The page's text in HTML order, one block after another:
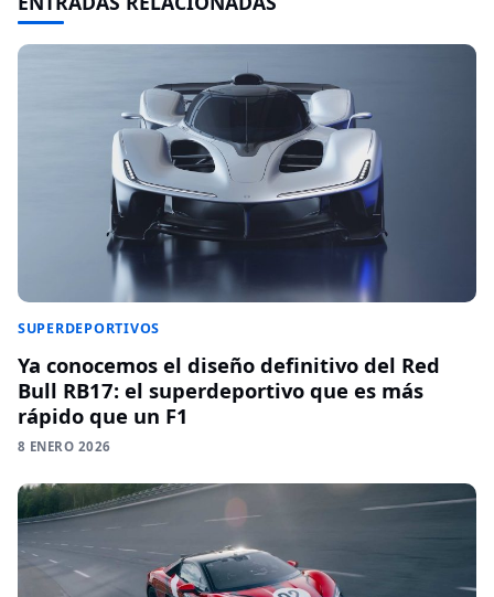
SUPERDEPORTIVOS
Ya conocemos el diseño definitivo del Red
Bull RB17: el superdeportivo que es más
rápido que un F1
8 ENERO 2026